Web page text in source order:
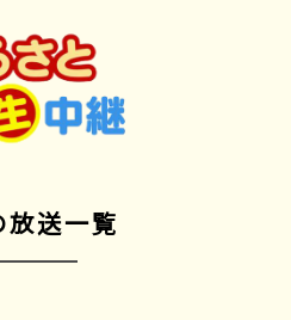
放送一覧